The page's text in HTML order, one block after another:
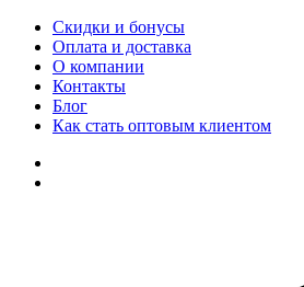
Скидки и бонусы
Оплата и доставка
О компании
Контакты
Блог
Как стать оптовым клиентом